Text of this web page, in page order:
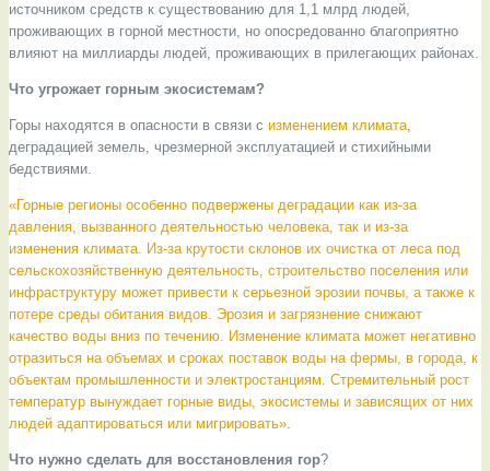
источником средств к существованию для 1,1 млрд людей,
проживающих в горной местности, но опосредованно благоприятно
влияют на миллиарды людей, проживающих в прилегающих районах.
Что угрожает горным экосистемам?
Горы находятся в опасности в связи с изменением климата,
деградацией земель, чрезмерной эксплуатацией и стихийными
бедствиями.
«Горные регионы особенно подвержены деградации как из-за
давления, вызванного деятельностью человека, так и из-за
изменения климата. Из-за крутости склонов их очистка от леса под
сельскохозяйственную деятельность, строительство поселения или
инфраструктуру может привести к серьезной эрозии почвы, а также к
потере среды обитания видов. Эрозия и загрязнение снижают
качество воды вниз по течению. Изменение климата может негативно
отразиться на объемах и сроках поставок воды на фермы, в города, к
объектам промышленности и электростанциям. Стремительный рост
температур вынуждает горные виды, экосистемы и зависящих от них
людей адаптироваться или мигрировать».
Что нужно сделать для восстановления гор?